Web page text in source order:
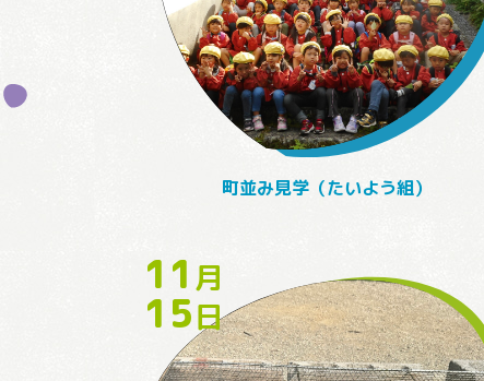
町並み見学（たいよう組）
11 月
15日